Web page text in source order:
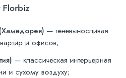
Florbiz
— теневыносливая
и офисов;
— классическая интерьерная
и сухому воздуху;